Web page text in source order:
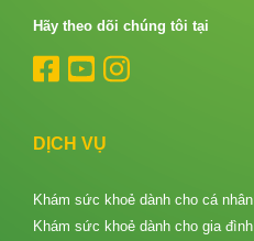
Hãy theo dõi chúng tôi tại
DỊCH VỤ
Khám sức khoẻ dành cho cá nhân
Khám sức khoẻ dành cho gia đình